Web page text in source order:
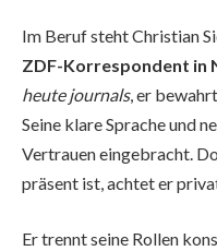
Im Beruf steht Christian
ZDF-Korrespondent in
heute journals, er
Seine klare Sprache und
Vertrauen eingebracht.
präsent ist, achtet er
Er trennt seine Rollen